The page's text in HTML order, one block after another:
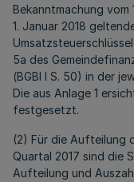
Bekanntmachung vom
1. Januar 2018
5a des
(BGBl I S. 50) in der
Die aus Anlage 1
festgesetzt.
(2) Für die Aufteilung
Quartal 2017 sind die
Aufteilung und